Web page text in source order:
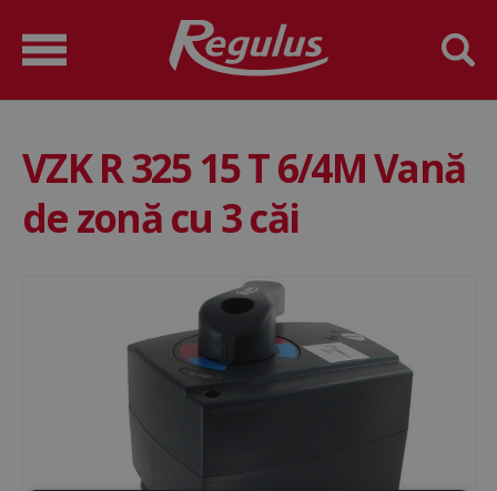
VZK R 325 15 T 6/4M Vană
de zonă cu 3 căi